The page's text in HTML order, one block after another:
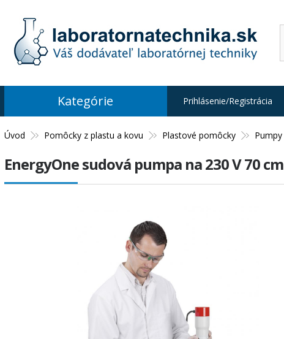
Úvod Pomôcky z plastu a kovu Plastové pomôcky Pumpy
EnergyOne sudová pumpa na 230 V 70 cm
Kategórie Prihlásenie/Registrácia